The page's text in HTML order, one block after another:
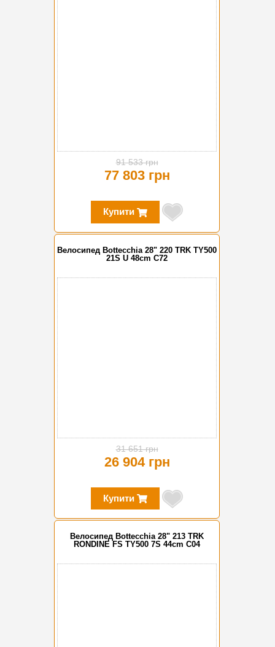
91 533 грн
77 803 грн
Купити
Велосипед Bottecchia 28" 220 TRK TY500
21S U 48cm C72
31 651 грн
26 904 грн
Купити
Велосипед Bottecchia 28" 213 TRK
RONDINE FS TY500 7S 44cm C04